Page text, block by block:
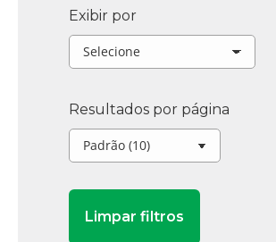
Exibir por
Resultados por página